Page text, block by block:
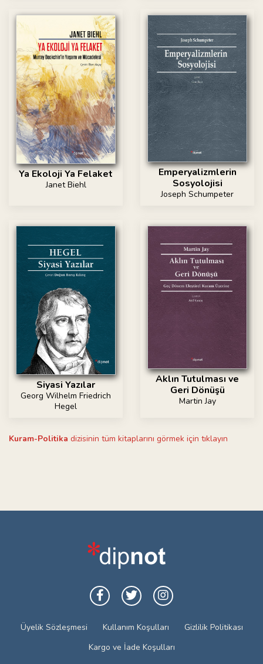
Ya Ekoloji Ya Felaket
Janet Biehl
Emperyalizmlerin
Sosyolojisi
Joseph Schumpeter
Siyasi Yazılar
Georg Wilhelm Friedrich
Hegel
Aklın Tutulması ve
Geri Dönüşü
Martin Jay
Kuram-Politika dizisinin tüm kitaplarını görmek için tıklayın
Üyelik Sözleşmesi Kullanım Koşulları
Gizlilik Politikası
Kargo ve İade Koşulları